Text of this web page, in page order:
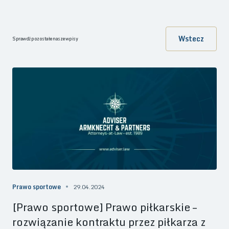
Sprawdź pozostałe nasze wpisy Wstecz
Prawo sportowe 29.04.2024
[Prawo sportowe] Prawo piłkarskie –
rozwiązanie kontraktu przez piłkarza z